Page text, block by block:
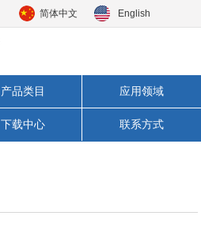
简体中文 English
产品类目 应用领域
下载中心 联系方式